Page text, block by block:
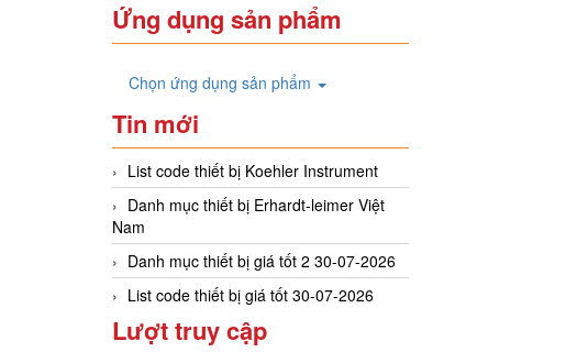
Ứng dụng sản phẩm
Chọn ứng dụng sản phẩm
Tin mới
List code thiết bị Koehler Instrument
Danh mục thiết bị Erhardt-leimer Việt
Nam
Danh mục thiết bị giá tốt 2 30-07-2026
List code thiết bị giá tốt 30-07-2026
Lượt truy cập